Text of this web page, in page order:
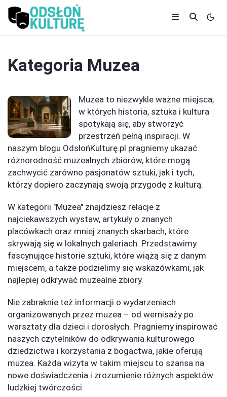
Kategoria Muzea
Muzea to niezwykle ważne miejsca,
w których historia, sztuka i kultura
spotykają się, aby stworzyć
przestrzeń pełną inspiracji. W
naszym blogu OdsłońKulturę.pl pragniemy ukazać
różnorodność muzealnych zbiorów, które mogą
zachwycić zarówno pasjonatów sztuki, jak i tych,
którzy dopiero zaczynają swoją przygodę z kulturą.
W kategorii "Muzea" znajdziesz relacje z
najciekawszych wystaw, artykuły o znanych
placówkach oraz mniej znanych skarbach, które
skrywają się w lokalnych galeriach. Przedstawimy
fascynujące historie sztuki, które wiążą się z danym
miejscem, a także podzielimy się wskazówkami, jak
najlepiej odkrywać muzealne zbiory.
Nie zabraknie też informacji o wydarzeniach
organizowanych przez muzea – od wernisaży po
warsztaty dla dzieci i dorosłych. Pragniemy inspirować
naszych czytelników do odkrywania kulturowego
dziedzictwa i korzystania z bogactwa, jakie oferują
muzea. Każda wizyta w takim miejscu to szansa na
nowe doświadczenia i zrozumienie różnych aspektów
ludzkiej twórczości.